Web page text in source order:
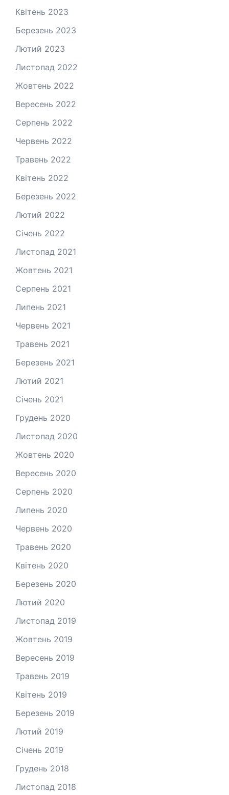
Квітень 2023
Березень 2023
Лютий 2023
Листопад 2022
Жовтень 2022
Вересень 2022
Серпень 2022
Червень 2022
Травень 2022
Квітень 2022
Березень 2022
Лютий 2022
Січень 2022
Листопад 2021
Жовтень 2021
Серпень 2021
Липень 2021
Червень 2021
Травень 2021
Березень 2021
Лютий 2021
Січень 2021
Грудень 2020
Листопад 2020
Жовтень 2020
Вересень 2020
Серпень 2020
Липень 2020
Червень 2020
Травень 2020
Квітень 2020
Березень 2020
Лютий 2020
Листопад 2019
Жовтень 2019
Вересень 2019
Травень 2019
Квітень 2019
Березень 2019
Лютий 2019
Січень 2019
Грудень 2018
Листопад 2018